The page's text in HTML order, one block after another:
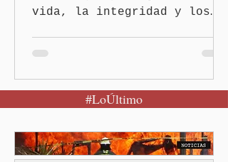
vida, la integridad y los
Puebla, Pue.-Cuando una
mujer encuentra un lugar
también recupera la
esperanza de vivir sin
#LoÚltimo